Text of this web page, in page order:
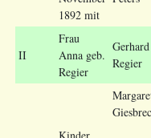
1892 mit
II
Frau
Anna geb.
Regier
Gerhard
Regier